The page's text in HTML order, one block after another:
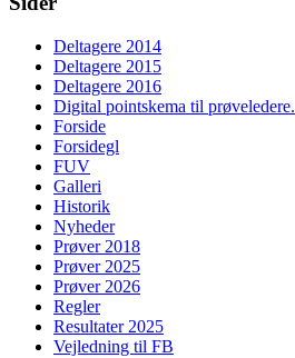
Deltagere 2014
Deltagere 2015
Deltagere 2016
Digital pointskema til prøveledere.
Forside
Forsidegl
FUV
Galleri
Historik
Nyheder
Prøver 2018
Prøver 2025
Prøver 2026
Regler
Resultater 2025
Vejledning til FB